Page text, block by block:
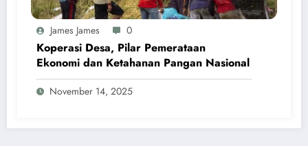
James James 0
Koperasi Desa, Pilar Pemerataan
Ekonomi dan Ketahanan Pangan Nasional
November 14, 2025